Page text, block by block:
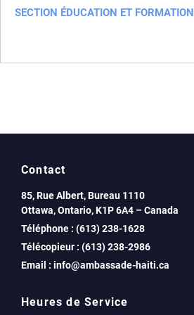
Nomenclature
SECTION ÉDUCATION ET FORMATION
Contact
85, Rue Albert, Bureau 1110
Ottawa, Ontario, K1P 6A4 – Canada
Téléphone : (613) 238-1628
Télécopieur : (613) 238-2986
Email : info@ambassade-haiti.ca
Heures de Service